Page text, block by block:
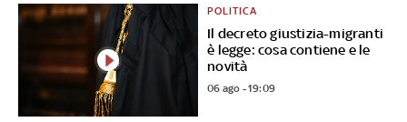
Il decreto giustizia-migranti
è legge: cosa contiene e le
novità
POLITICA
06 ago - 19:09